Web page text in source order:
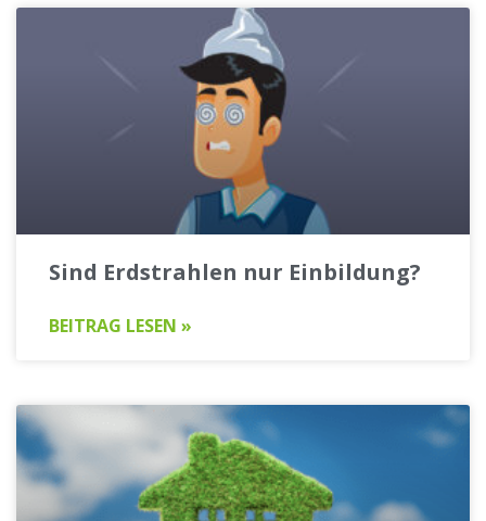
Sind Erdstrahlen nur Einbildung?
BEITRAG LESEN »